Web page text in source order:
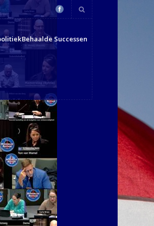
Behaalde Successen